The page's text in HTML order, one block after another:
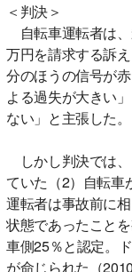
＜判決＞
自転車運転者は
万円を請求する訴
分のほうの信号が
よる過失が大きい
ない」と主張した。
しかし判決では
ていた（2）自転車
運転者は事故前に
状態であったこと
車側25％と認定。
が命じられた（